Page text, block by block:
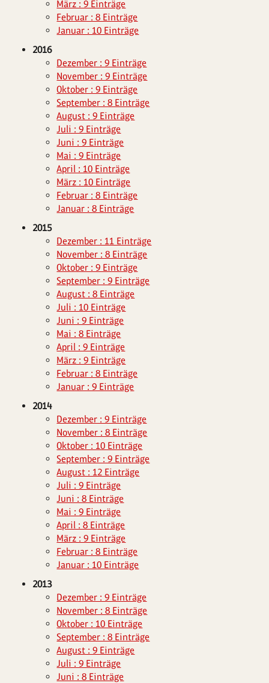
März : 9 Einträge
Februar : 8 Einträge
Januar : 10 Einträge
2016
Dezember : 9 Einträge
November : 9 Einträge
Oktober : 9 Einträge
September : 8 Einträge
August : 9 Einträge
Juli : 9 Einträge
Juni : 9 Einträge
Mai : 9 Einträge
April : 10 Einträge
März : 10 Einträge
Februar : 8 Einträge
Januar : 8 Einträge
2015
Dezember : 11 Einträge
November : 8 Einträge
Oktober : 9 Einträge
September : 9 Einträge
August : 8 Einträge
Juli : 10 Einträge
Juni : 9 Einträge
Mai : 8 Einträge
April : 9 Einträge
März : 9 Einträge
Februar : 8 Einträge
Januar : 9 Einträge
2014
Dezember : 9 Einträge
November : 8 Einträge
Oktober : 10 Einträge
September : 9 Einträge
August : 12 Einträge
Juli : 9 Einträge
Juni : 8 Einträge
Mai : 9 Einträge
April : 8 Einträge
März : 9 Einträge
Februar : 8 Einträge
Januar : 10 Einträge
2013
Dezember : 9 Einträge
November : 8 Einträge
Oktober : 10 Einträge
September : 8 Einträge
August : 9 Einträge
Juli : 9 Einträge
Juni : 8 Einträge